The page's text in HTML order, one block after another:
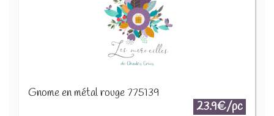
Gnome en métal rouge 775139
23.9€/pc